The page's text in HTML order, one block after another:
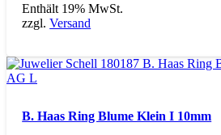
Enthält 19% MwSt.
zzgl.Versand
B. Haas Ring Blume Klein I 10mm